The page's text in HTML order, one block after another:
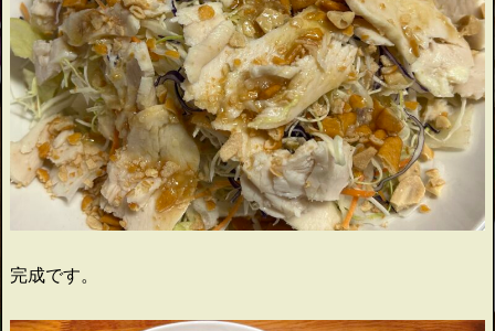
完成です。